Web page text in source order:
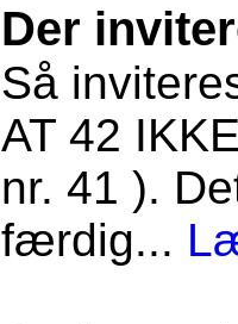
Der
Så
AT 42
nr. 41 ).
færdig...